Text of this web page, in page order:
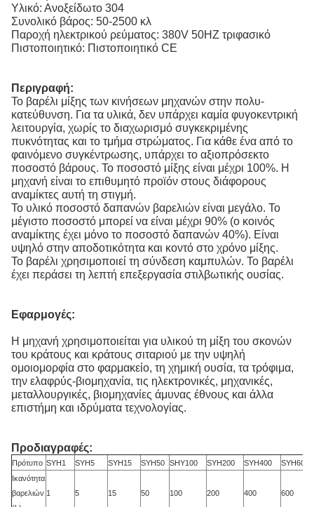
Υλικό: Ανοξείδωτο 304
Συνολικό βάρος: 50-2500 κλ
Παροχή ηλεκτρικού ρεύματος: 380V 50HZ τριφασικό
Πιστοποιητικό: Πιστοποιητικό CE
Περιγραφή:
Το βαρέλι μίξης των κινήσεων μηχανών στην πολυ-
κατεύθυνση. Για τα υλικά, δεν υπάρχει καμία φυγοκεντρική
λειτουργία, χωρίς το διαχωρισμό συγκεκριμένης
πυκνότητας και το τμήμα στρώματος. Για κάθε ένα από το
φαινόμενο συγκέντρωσης, υπάρχει το αξιοπρόσεκτο
ποσοστό βάρους. Το ποσοστό μίξης είναι μέχρι 100%. Η
μηχανή είναι το επιθυμητό προϊόν στους διάφορους
αναμίκτες αυτή τη στιγμή.
Το υλικό ποσοστό δαπανών βαρελιών είναι μεγάλο. Το
μέγιστο ποσοστό μπορεί να είναι μέχρι 90% (ο κοινός
αναμίκτης έχει μόνο το ποσοστό δαπανών 40%). Είναι
υψηλό στην αποδοτικότητα και κοντό στο χρόνο μίξης.
Το βαρέλι χρησιμοποιεί τη σύνδεση καμπυλών. Το βαρέλι
έχει περάσει τη λεπτή επεξεργασία στιλβωτικής ουσίας.
Εφαρμογές:
Η μηχανή χρησιμοποιείται για υλικού τη μίξη του σκονών
του κράτους και κράτους σιταριού με την υψηλή
ομοιομορφία στο φαρμακείο, τη χημική ουσία, τα τρόφιμα,
την ελαφρύς-βιομηχανία, τις ηλεκτρονικές, μηχανικές,
μεταλλουργικές, βιομηχανίες άμυνας έθνους και άλλα
επιστήμη και ιδρύματα τεχνολογίας.
Προδιαγραφές:
Πρότυπο SYH1 SYH5 SYH15 SYH50 SHY100 SYH200 SYH400
SYH600
Ικανότητα
βαρελιών 1 5 15 50 100 200 400 600